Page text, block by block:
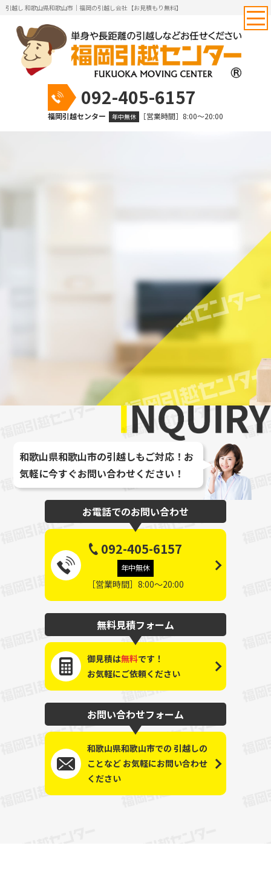
引越し 和歌山県和歌山市｜福岡の引越し会社【お見積もり無料】
092-405-6157
福岡引越センター 年中無休 ［営業時間］8:00～20:00
和歌山県和歌山市の引越しもご対応！お
気軽に今すぐお問い合わせください！
お電話でのお問い合わせ
092-405-6157
年中無休
［営業時間］8:00～20:00
無料見積フォーム
御見積は無料です！
お気軽にご依頼ください
お問い合わせフォーム
和歌山県和歌山市での 引越しの
ことなど お気軽にお問い合わせ
ください